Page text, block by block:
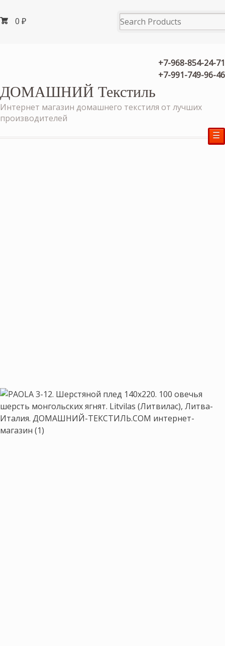
0 ₽
+7-968-854-24-71
+7-991-749-96-46
ДОМАШНИЙ Текстиль
Интернет магазин домашнего текстиля от лучших
производителей
☰